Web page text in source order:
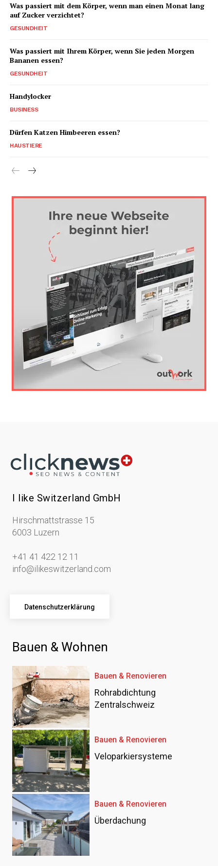
Was passiert mit dem Körper, wenn man einen Monat lang
auf Zucker verzichtet?
GESUNDHEIT
Was passiert mit Ihrem Körper, wenn Sie jeden Morgen
Bananen essen?
GESUNDHEIT
Handylocker
BUSINESS
Dürfen Katzen Himbeeren essen?
HAUSTIERE
I like Switzerland GmbH
Hirschmattstrasse 15
6003 Luzern
+41 41 422 12 11
info@ilikeswitzerland.com
Datenschutzerklärung
Bauen & Wohnen
Bauen & Renovieren
Rohrabdichtung
Zentralschweiz
Bauen & Renovieren
Veloparkiersysteme
Bauen & Renovieren
Überdachung